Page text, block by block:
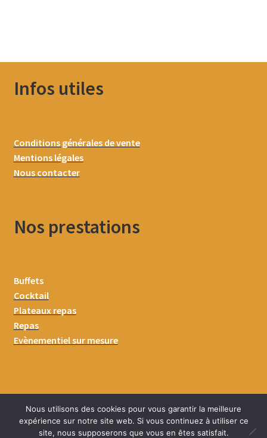
Infos utiles
Conditions générales de vente
Mentions légales
Nous contacter
Nos prestations
Buffets
Cocktail
Plateaux repas
Repas
Evènementiel sur mesure
Nous utilisons des cookies pour vous garantir la meilleure
expérience sur notre site web. Si vous continuez à utiliser ce
site, nous supposerons que vous en êtes satisfait.